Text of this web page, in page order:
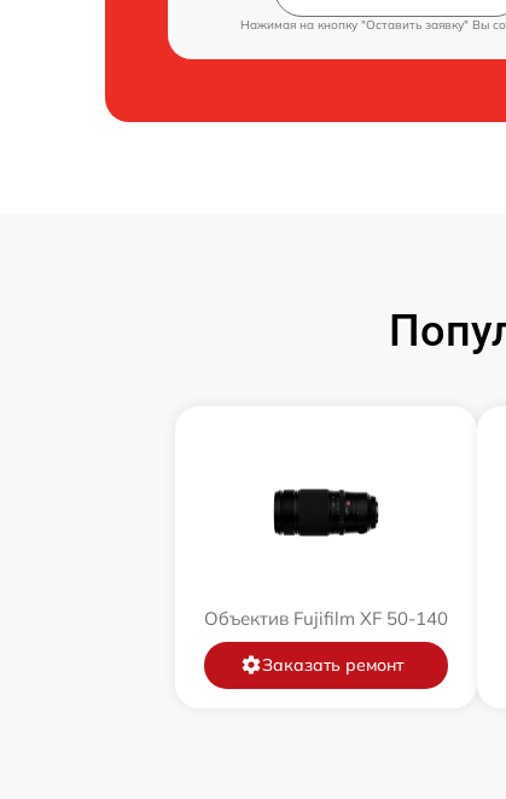
Нажимая на кнопку "Оставить заявку" Вы
Объектив Fujifilm XF 50-140
Заказать ремонт